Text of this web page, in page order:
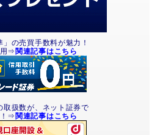
」の売買手数料が魅力！
用⇒ 関連記事はこちら
取扱数が、ネット証券で
！⇒ 関連記事はこちら